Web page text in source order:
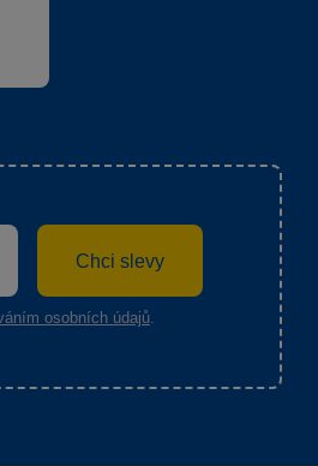
Chci slevy
osobních údajů